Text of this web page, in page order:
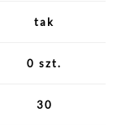
tak
0 szt.
30